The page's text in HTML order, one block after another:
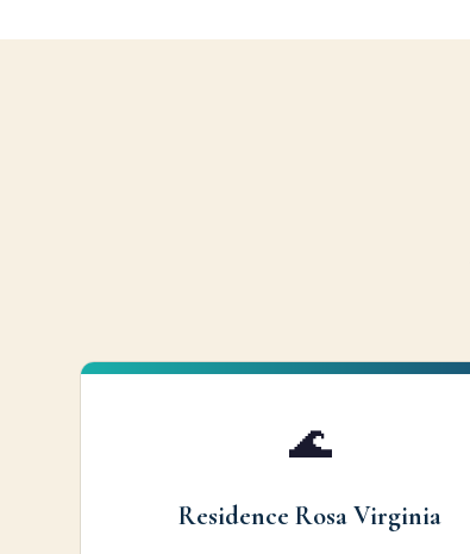
🌊
Residence Rosa Virginia